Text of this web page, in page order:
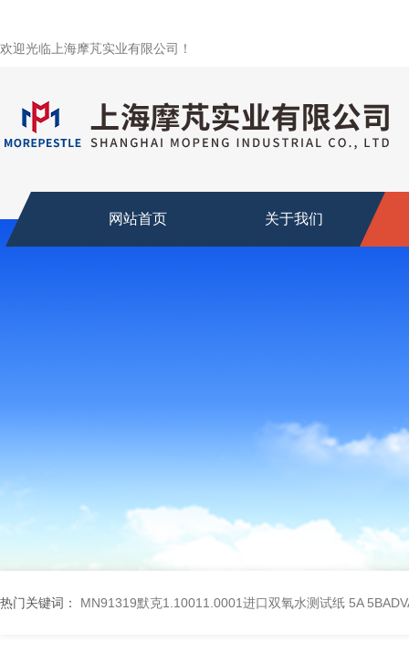
欢迎光临上海摩芃实业有限公司！
网站首页 关于我们
热门关键词： MN91319默克1.10011.0001进口双氧水测试纸 5A